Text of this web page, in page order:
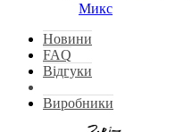
Микс
Новини
FAQ
Відгуки
Виробники